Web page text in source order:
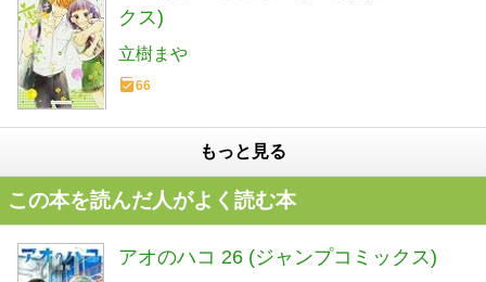
クス)
立樹まや
66
もっと見る
この本を読んだ人がよく読む本
アオのハコ 26 (ジャンプコミックス)